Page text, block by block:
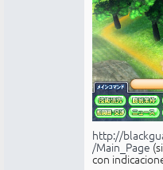
http://
/Main_Page
con